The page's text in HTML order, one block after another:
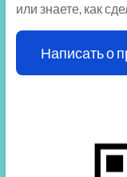
или знаете, как
Написать о